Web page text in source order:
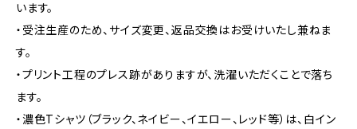
います。
・受注生産のため、サイズ変更、返品交換はお受けいたし兼ねま
す。
・プリント工程のプレス跡がありますが、洗濯いただくことで落ち
ます。
・濃色Tシャツ（ブラック、ネイビー、イエロー、レッド等）は、白イン